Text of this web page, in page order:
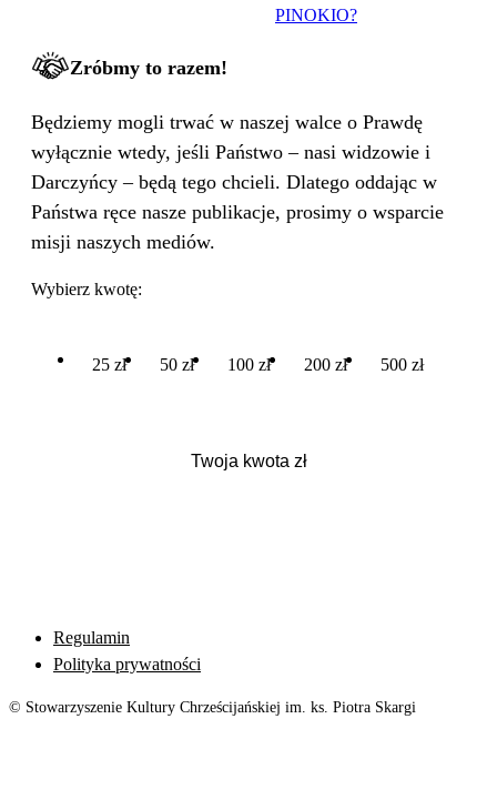
PINOKIO?
Zróbmy to razem!
Będziemy mogli trwać w naszej walce o Prawdę
wyłącznie wtedy, jeśli Państwo – nasi widzowie i
Darczyńcy – będą tego chcieli. Dlatego oddając w
Państwa ręce nasze publikacje, prosimy o wsparcie
misji naszych mediów.
Wybierz kwotę:
25 zł 50 zł 100 zł 200 zł 500 zł
Regulamin
Polityka prywatności
© Stowarzyszenie Kultury Chrześcijańskiej im. ks. Piotra Skargi